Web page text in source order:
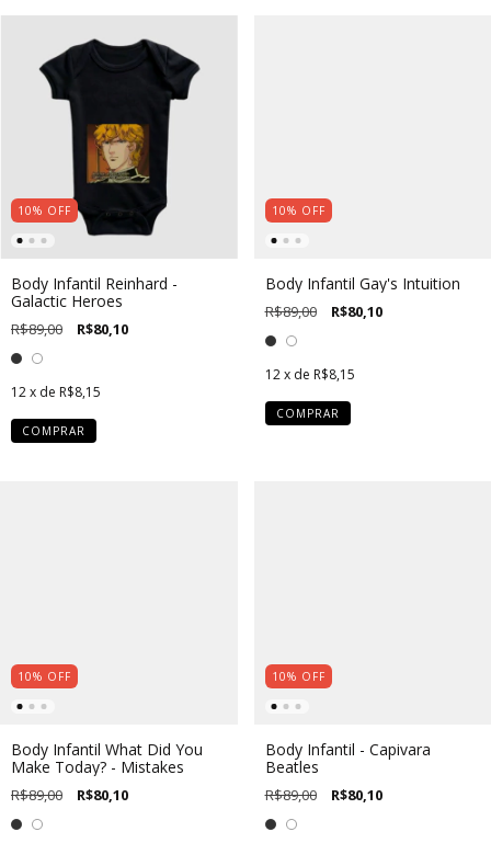
10% OFF
Body Infantil Reinhard -
Galactic Heroes
R$89,00 R$80,10
12x de R$8,15
COMPRAR
10% OFF
Body Infantil Gay's Intuition
R$89,00 R$80,10
12 x de R$8,15
COMPRAR
10% OFF
Body Infantil What Did You
Make Today? - Mistakes
R$89,00 R$80,10
10% OFF
Body Infantil - Capivara
Beatles
R$89,00 R$80,10